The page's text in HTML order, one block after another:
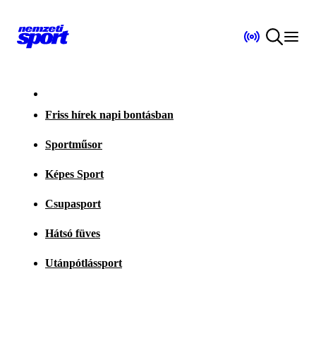
Friss hírek napi bontásban
Sportműsor
Képes Sport
Csupasport
Hátsó füves
Utánpótlássport